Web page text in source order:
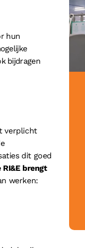
hun
bijdragen
verplicht
dit goed
brengt
werken: